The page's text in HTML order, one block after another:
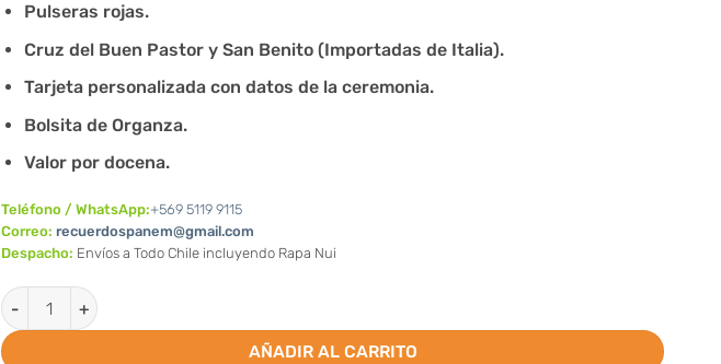
Pulseras rojas.
Cruz del Buen Pastor y San Benito (Importadas de Italia).
Tarjeta personalizada con datos de la ceremonia.
Bolsita de Organza.
Valor por docena.
Teléfono / WhatsApp:+569 5119 9115
Correo: recuerdospanem@gmail.com
Despacho: Envíos a Todo Chile incluyendo Rapa Nui
Pulseras rojas Cruz del Buen Pastor san Benito + Tarjetas (Valor por docena) cantidad
AÑADIR AL CARRITO